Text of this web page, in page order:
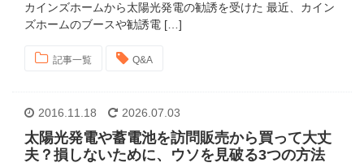
カインズホームから太陽光発電の勧誘を受けた 最近、カイン
ズホームのブースや勧誘電 […]
記事一覧 Q&A
2016.11.18 2026.07.03
太陽光発電や蓄電池を訪問販売から買って大丈
夫？損しないために、ウソを見破る3つの方法